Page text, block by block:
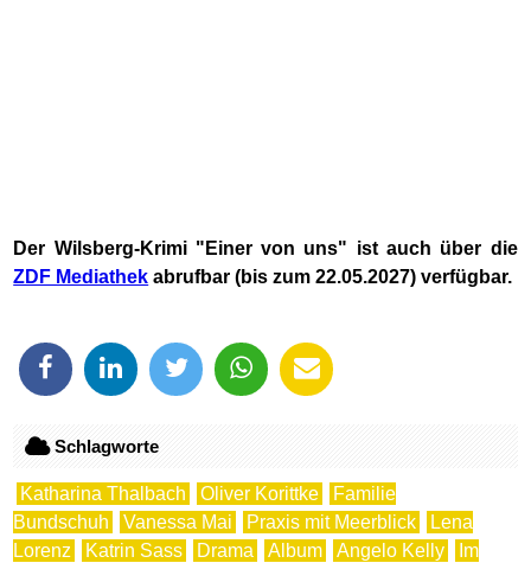
Der Wilsberg-Krimi "Einer von uns" ist auch über die
ZDF Mediathek abrufbar (bis zum 22.05.2027) verfügbar.
Schlagworte
Katharina Thalbach Oliver Korittke
Familie
Bundschuh
Vanessa Mai Praxis mit Meerblick
Lena
Lorenz
Katrin Sass Drama Album Angelo Kelly
Im